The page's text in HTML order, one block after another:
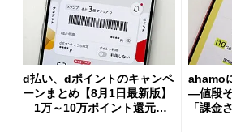
d払い、dポイントのキャンペ
ーンまとめ【8月1日最新版】
1万～10万ポイント還元の
ahamo
―値段
「課金